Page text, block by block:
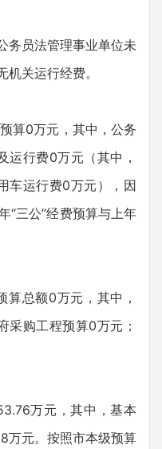
员法管理事业单位未
关运行经费。
算0万元，其中，公务
运行费0万元（其中，
车运行费0万元），因
“三公”经费预算与上年
总额0万元，其中，
采购工程预算0万元；
万元，其中，基本
万元。按照市本级预算